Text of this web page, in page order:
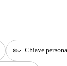
key Chiave